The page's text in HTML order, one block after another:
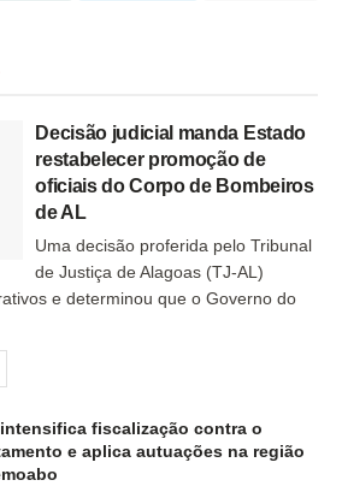
Decisão judicial manda Estado
restabelecer promoção de
oficiais do Corpo de Bombeiros
de AL
Uma decisão proferida pelo Tribunal
de Justiça de Alagoas (TJ-AL)
e determinou que o Governo do
intensifica fiscalização contra o
e aplica autuações na região